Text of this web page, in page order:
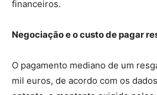
financeiros.
Negociação e o custo de pagar
O pagamento mediano de um
mil euros, de acordo com os